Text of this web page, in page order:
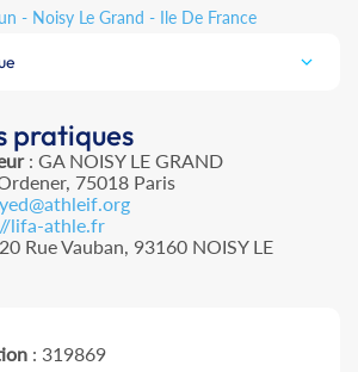
- Noisy Le Grand - Ile De France
pratiques
: GA NOISY LE GRAND
75018 Paris
lifa-athle.fr
Rue Vauban, 93160 NOISY LE
: 319869